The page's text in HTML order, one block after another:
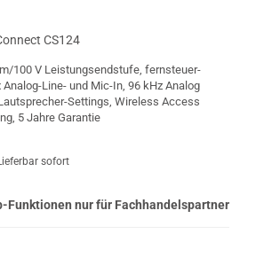
CS124
100 V Leistungsendstufe, fernsteuer-
Analog-Line- und Mic-In, 96 kHz Analog
Settings, Wireless Access
5 Jahre Garantie
sofort
Funktionen nur für Fachhandelspartner